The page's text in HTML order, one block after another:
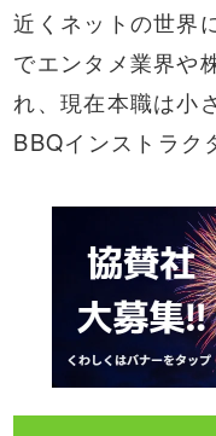
近くネットの世界
でエンタメ業界や
れ、現在本職は小
BBQインストラク